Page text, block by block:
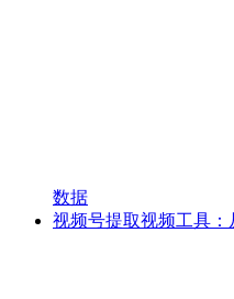
数据
视频号提取视频工具